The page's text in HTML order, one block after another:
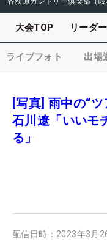
大会TOP リーダ
ライブフォト 出場
[写真] 雨中の“
石川遼「いいモ
る」
配信日時： 2023年3月